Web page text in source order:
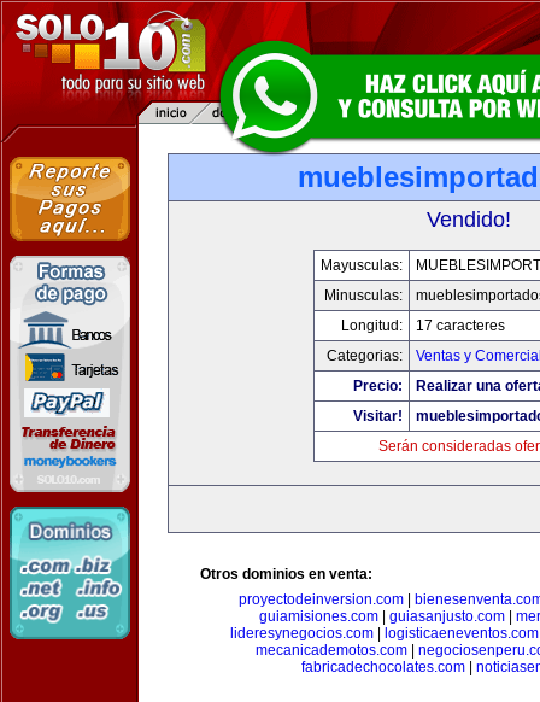
Vendido!
Mayusculas:
Minusculas:
Longitud:
17 caracteres
Categorias:
Ventas y
Precio:
Realizar una
Visitar!
Serán consideradas
Otros dominios en venta:
proyectodeinversion.com|
guiamisiones.com
guiasanjusto.com
lideresynegocios.com
logisticaeneventos.com
mecanicademotos.com|
fabricadechocolates.com|